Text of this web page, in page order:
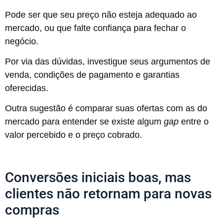
Pode ser que seu preço não esteja adequado ao
mercado, ou que falte confiança para fechar o
negócio.
Por via das dúvidas, investigue seus argumentos de
venda, condições de pagamento e garantias
oferecidas.
Outra sugestão é comparar suas ofertas com as do
mercado para entender se existe algum gap entre o
valor percebido e o preço cobrado.
Conversões iniciais boas, mas
clientes não retornam para novas
compras